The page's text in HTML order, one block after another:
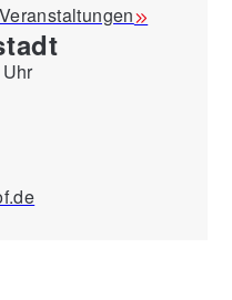
Veranstaltungen
Uhr